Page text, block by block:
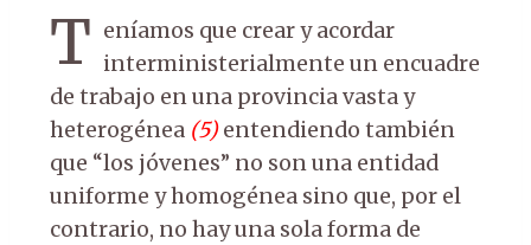
T eníamos que crear y acordar
interministerialmente un encuadre
de trabajo en una provincia vasta y
heterogénea (5)entendiendo también
que “los jóvenes” no son una entidad
uniforme y homogénea sino que, por el
contrario, no hay una sola forma de